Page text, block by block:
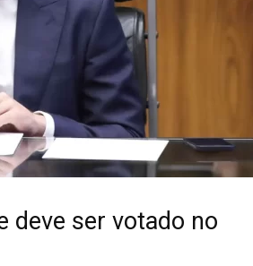
deve ser votado no